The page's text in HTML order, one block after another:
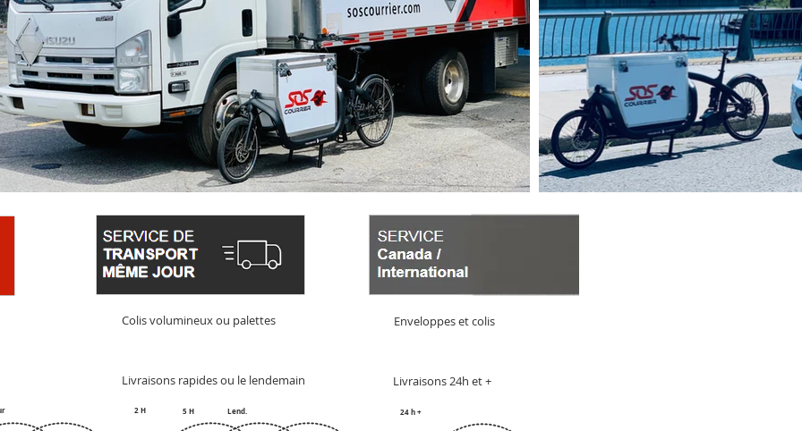
Colis volumineux ou palettes
Livraisons rapides ou le lendemain
2 H 5 H Lend.
Enveloppes et colis
Livraisons 24h et +
24 h +